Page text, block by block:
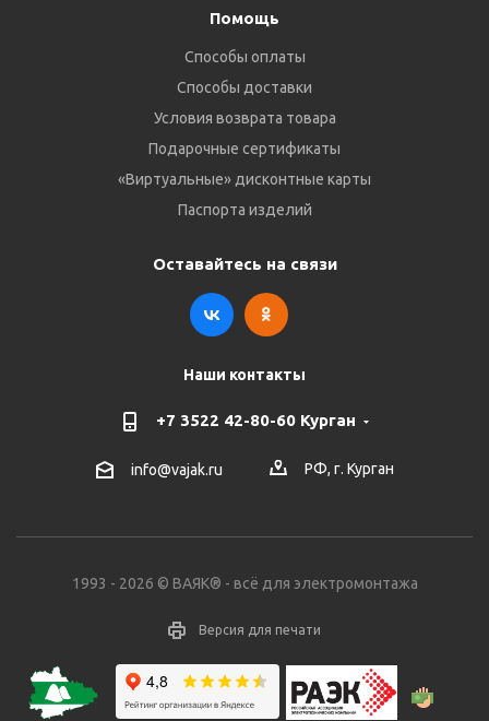
Помощь
Способы оплаты
Способы доставки
Условия возврата товара
Подарочные сертификаты
«Виртуальные» дисконтные карты
Паспорта изделий
Оставайтесь на связи
Наши контакты
+7 3522 42-80-60 Курган
info@vajak.ru РФ, г. Курган
1993 - 2026 © ВАЯК® - всё для электромонтажа
Версия для печати